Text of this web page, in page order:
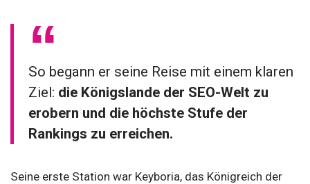
So begann er seine Reise mit einem klaren
Ziel: die Königslande der SEO-Welt zu
erobern und die höchste Stufe der
Rankings zu erreichen.
Seine erste Station war Keyboria, das Königreich der